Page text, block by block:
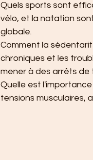
Quels sports sont
vélo, et la natation
globale.
Comment la
chroniques et les
mener à des arrêts de
Quelle est
tensions musculaires,